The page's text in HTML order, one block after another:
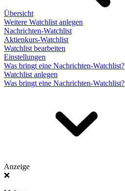
Übersicht
Weitere Watchlist anlegen
Nachrichten-Watchlist
Aktienkurs-Watchlist
Watchlist bearbeiten
Einstellungen
Was bringt eine Nachrichten-Watchlist?
Watchlist anlegen
Was bringt eine Nachrichten-Watchlist?
Anzeige
❌